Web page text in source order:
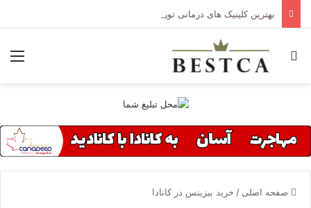
بهترین کلینیک های درمانی تورنتو
جستجو برای
صفحه اصلی / خرید بیزینس در کانادا